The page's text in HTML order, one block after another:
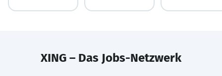
XING – Das Jobs-Netzwerk